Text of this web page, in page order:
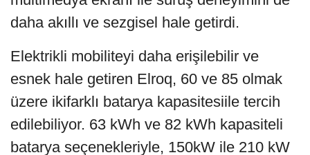
daha akıllı ve sezgisel hale getirdi.
Elektrikli mobiliteyi daha erişilebilir ve
esnek hale getiren Elroq, 60 ve 85 olmak
üzere ikifarklı batarya kapasitesiile tercih
edilebiliyor. 63 kWh ve 82 kWh kapasiteli
batarya seçenekleriyle, 150kW ile 210 kW